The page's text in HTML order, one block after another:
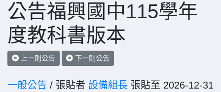
公告福興國中115學年
度教科書版本
上一則公告 下一則公告
一般公告 / 張貼者 設備組長 張貼至 2026-12-31